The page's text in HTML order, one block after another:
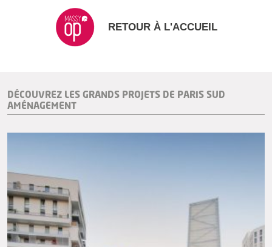
RETOUR À L'ACCUEIL
DÉCOUVREZ LES GRANDS PROJETS DE PARIS SUD
AMÉNAGEMENT